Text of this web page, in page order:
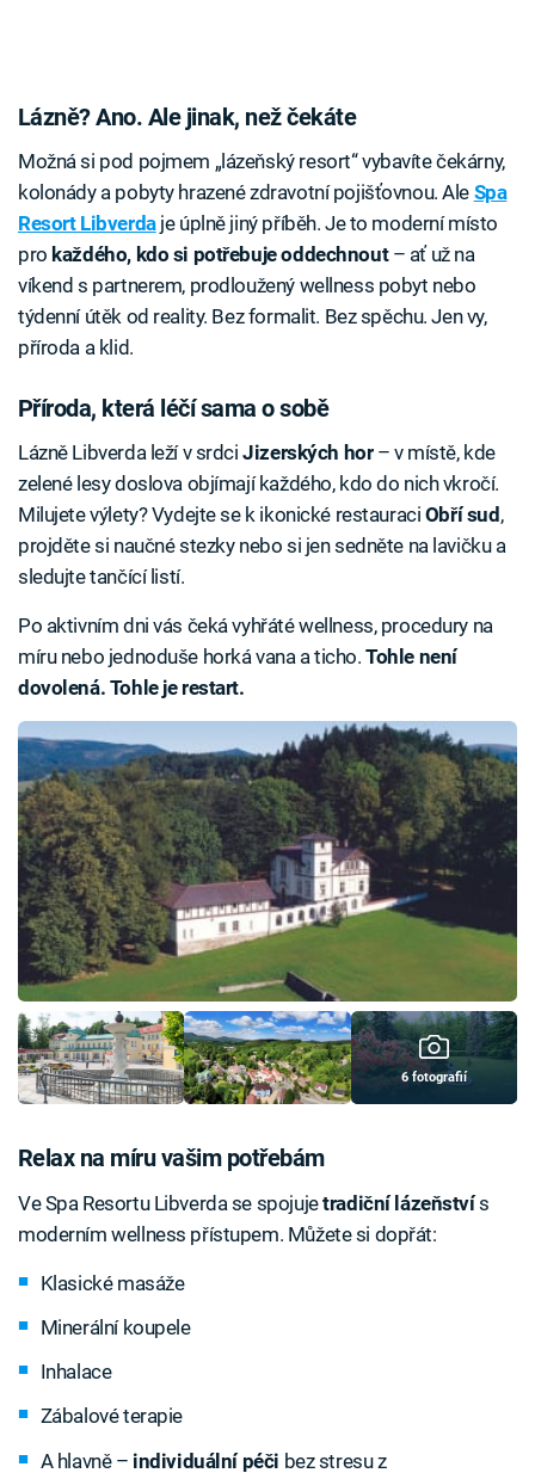
Lázně? Ano. Ale jinak, než čekáte
Možná si pod pojmem „lázeňský resort“ vybavíte čekárny,
kolonády a pobyty hrazené zdravotní pojišťovnou. Ale Spa
Resort Libverdaje úplně jiný příběh. Je to moderní místo
pro každého, kdo si potřebuje oddechnout– ať už na
víkend s partnerem, prodloužený wellness pobyt nebo
týdenní útěk od reality. Bez formalit. Bez spěchu. Jen vy,
příroda a klid.
Příroda, která léčí sama o sobě
Lázně Libverda leží v srdciJizerských hor– v místě, kde
zelené lesy doslova objímají každého, kdo do nich vkročí.
Milujete výlety? Vydejte se k ikonické restauraci Obří sud ,
projděte si naučné stezky nebo si jen sedněte na lavičku a
sledujte tančící listí.
Po aktivním dni vás čeká vyhřáté wellness, procedury na
míru nebo jednoduše horká vana a ticho.Tohle není
dovolená. Tohle je restart.
6 fotografií
Relax na míru vašim potřebám
Ve Spa Resortu Libverda se spojujetradiční lázeňstvís
moderním wellness přístupem. Můžete si dopřát:
Klasické masáže
Minerální koupele
Inhalace
Zábalové terapie
A hlavně – individuální péči bez stresu z